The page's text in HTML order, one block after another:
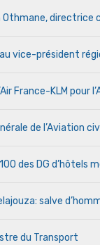
Othmane,
vice-président
France-KLM pour
de l’Aviation
des DG d’hôtels
salve
du Transport